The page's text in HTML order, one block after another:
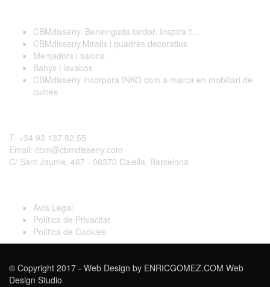
CBMdisseny. Benvinguda tardor. Inspíra´t…
CBMdisseny.Miralls i quadres decoratius
Menjadors i salons
Banys i lavabos
CBMdisseny incorpora INKO com a marca en mobiliari de
cuines
T. +34 93 137 82 55
Email: cbm@cbmdisseny.com
C/ Sant Jaume, 467 - 08370 Calella, Barcelona
Avís Legal
Política de Privacitat
Política de Cookies
© Copyright 2017 - Web Design by ENRICGOMEZ.COM Web
Design Studio